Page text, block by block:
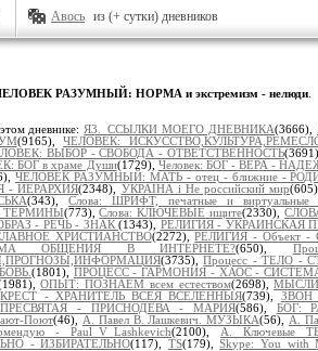
Авось из (+ сутки) дневников
РАЗУМНЫЙ: НОРМА и экстремизм - нелюди
дневнике: Я3._ССЫЛКИ МОЕГО ДНЕВНИКА(3666),
(9165),ЧЕЛОВЕК:
ВЫБОР - СВОБОДА - ОТВЕТСТВЕННОСТЬ
БОГ в храме Души(1729), Человек: БОГ - ВЕРА -
ЧЕЛОВЕК РАЗУМНЫЙ: МАТЬ - отец - ближние -
- ИЕРАРХИЯ(2348), УКРАЇНА і Не российский мир
(343), Слова: ШРИФТ, печатные и
ТЕРМИНЫ(773),Слова: КЛЮЧЕВЫЕ ищите(2330),
- РЕЧЬ - ЗНАК (1343), РЕЛИГИЯ - УКРАИНСКАЯ
ХРИСТИАНСТВО(2272),РЕЛИГИЯ - Объект -
ОБЩЕНИЯ В ИНТЕРНЕТЕ?(650),
(3735),Процесс - ТЕЛО -
(1801), ПРОЦЕСС - ГАРМОНИЯ - ХАОС -
ОПЫТ: ПОЗНАЁМ всем естеством(2698),
КРЕСТ - ХРАНИТЕЛЬ ВСЕЯ ВСЕЛЕННЫЯ(739), ЗВОН
- ПРИСНОДЕВА - МАРИЯ(586), БОГ:
Поют(46), А. Павел В. Лашкевич. МУЗЫКА(56), А.
- Paul_V_Lashkevich(2100), А. Ключевые
- ИЗБИРАТЕЛЬНО(117), TS(179),Skype: You with